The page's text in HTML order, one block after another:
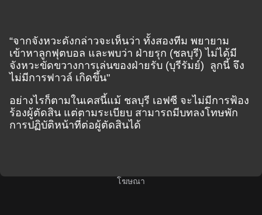
“จากจังหวะดังกล่าวจะเห็นว่า ทั้งสองทีม พยายาม
เข้าหาลูกฟุตบอล และพบว่า ฝ่ายรุก (ชลบุรี) ไม่ได้มี
จังหวะขัดขวางการเล่นของฝ่ายรับ (บุรีรัมย์) ลูกนี้ จึง
ไม่มีการฟาวล์ เกิดขึ้น"
อย่างไรก็ตามในเคสนี้แม้ ชลบุรี เอฟซี จะไม่มีการฟ้อง
ร้องผู้ตัดสิน แต่ตามระเบียบ สามารถมีบทลงโทษพัก
การปฏิบัติหน้าที่ต่อผู้ตัดสินได้
โฆษณา